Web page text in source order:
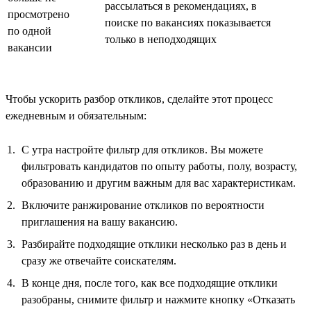
просмотрено
по одной
вакансии
рассылаться в рекомендациях, в
поиске по вакансиях показывается
только в неподходящих
Чтобы ускорить разбор откликов, сделайте этот процесс
ежедневным и обязательным:
С утра настройте фильтр для откликов. Вы можете
фильтровать кандидатов по опыту работы, полу, возрасту,
образованию и другим важным для вас характеристикам.
Включите ранжирование откликов по вероятности
приглашения на вашу вакансию.
Разбирайте подходящие отклики несколько раз в день и
сразу же отвечайте соискателям.
В конце дня, после того, как все подходящие отклики
разобраны, снимите фильтр и нажмите кнопку «Отказать